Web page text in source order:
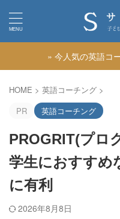
» 今人気の英語コ
HOME > 英語コーチング >
PR
英語コーチング
PROGRIT(プロ
学生におすすめ
に有利
2026年8月8日